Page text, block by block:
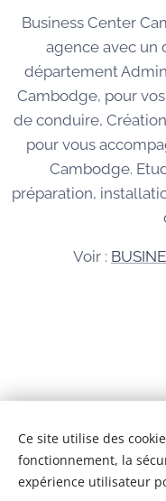
Business Center
agence avec un
département
Cambodge, pour
de conduire,
pour vous
Cambodge.
préparation,
Voir :
©
BCC
Ce site utilise des
fonctionnement, la
expérience utilisateur